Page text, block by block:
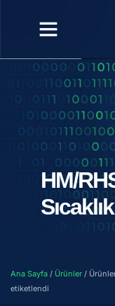
HM/
Ana Sayfa / Ürünler /
etiketlendi